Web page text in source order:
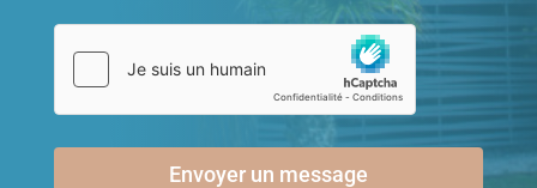
Envoyer un message